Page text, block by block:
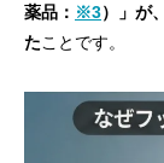
薬品： ※3）」が
たことです。